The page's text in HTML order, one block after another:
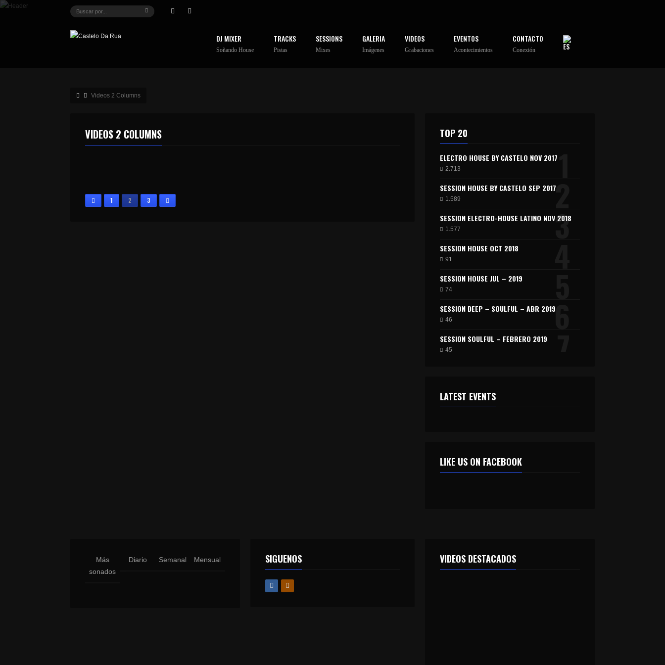
DJ MIXER
Soñando House
TRACKS
Pistas
SESSIONS
Mixes
GALERIA
Imágenes
VIDEOS
Grabaciones
EVENTOS
Acontecimientos
CONTACTO
Conexión
Videos 2 Columns
VIDEOS 2 COLUMNS
DO NOT STOP THE PARTY
80S MIX
1 2 3
TOP 20
ELECTRO HOUSE BY CASTELO NOV 2017
2.713
2
SESSION HOUSE BY CASTELO SEP 2017
1.589
3
SESSION ELECTRO-HOUSE LATINO NOV 2018
1.577
SESSION HOUSE OCT 2018
91
SESSION HOUSE JUL – 2019
74
6
SESSION DEEP – SOULFUL – ABR 2019
46
SESSION SOULFUL – FEBRERO 2019
45
SESSION SOULFUL – FEB 2020
LATEST EVENTS
LIKE US ON FACEBOOK
Más
sonados
Diario Semanal Mensual SIGUENOS VIDEOS DESTACADOS